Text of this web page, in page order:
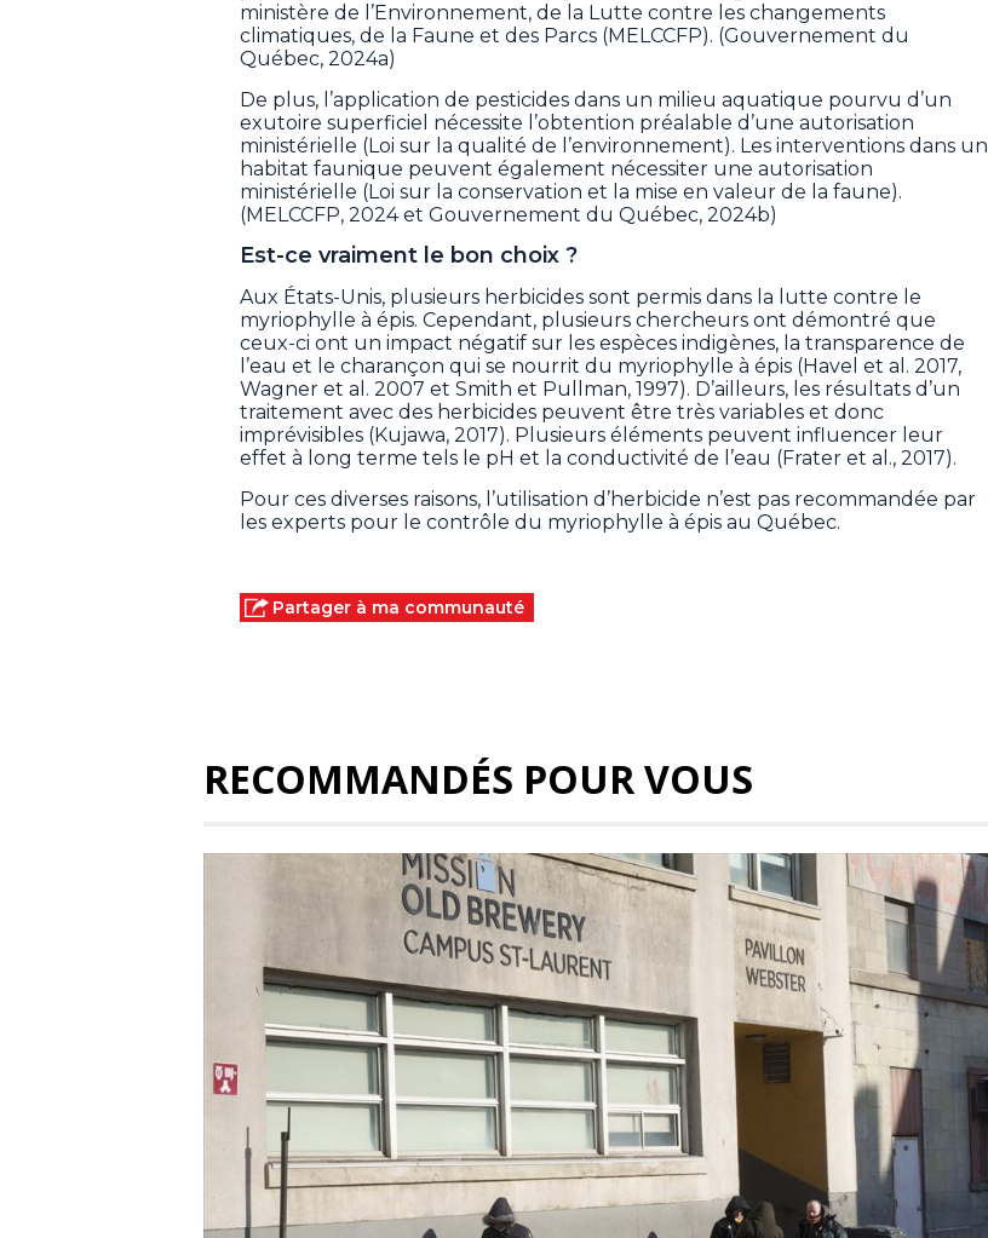
ministère de l’Environnement, de la Lutte contre les changements
climatiques, de la Faune et des Parcs (MELCCFP). (Gouvernement du
Québec, 2024a)
De plus, l’application de pesticides dans un milieu aquatique pourvu d’un
exutoire superficiel nécessite l’obtention préalable d’une autorisation
ministérielle (Loi sur la qualité de l’environnement). Les interventions dans un
habitat faunique peuvent également nécessiter une autorisation
ministérielle (Loi sur la conservation et la mise en valeur de la faune).
(MELCCFP, 2024 et Gouvernement du Québec, 2024b)
Est-ce vraiment le bon choix ?
Aux États-Unis, plusieurs herbicides sont permis dans la lutte contre le
myriophylle à épis. Cependant, plusieurs chercheurs ont démontré que
ceux-ci ont un impact négatif sur les espèces indigènes, la transparence de
l’eau et le charançon qui se nourrit du myriophylle à épis (Havel et al. 2017,
Wagner et al. 2007 et Smith et Pullman, 1997). D’ailleurs, les résultats d’un
traitement avec des herbicides peuvent être très variables et donc
imprévisibles (Kujawa, 2017). Plusieurs éléments peuvent influencer leur
effet à long terme tels le pH et la conductivité de l’eau (Frater et al., 2017).
Pour ces diverses raisons, l’utilisation d’herbicide n’est pas recommandée par
les experts pour le contrôle du myriophylle à épis au Québec.
Partager à ma communauté
RECOMMANDÉS POUR VOUS